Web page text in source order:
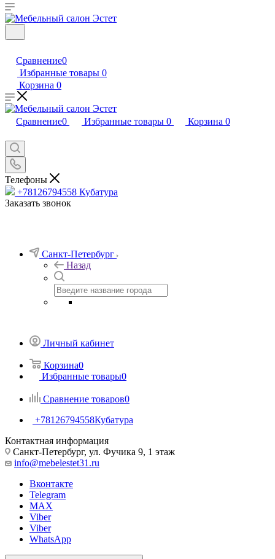
Сравнение0
Избранные товары 0
Корзина 0
Сравнение0 Избранные товары 0 Корзина 0
Телефоны
+78126794558 Кубатура
Заказать звонок
Санкт-Петербург
Назад
Личный кабинет
Корзина0
Избранные товары0
Сравнение товаров0
+78126794558Кубатура
Контактная информация
Санкт-Петербург, ул. Фучика 9, 1 этаж
info@mebelestet31.ru
Вконтакте
Telegram
MAX
Viber
Viber
WhatsApp